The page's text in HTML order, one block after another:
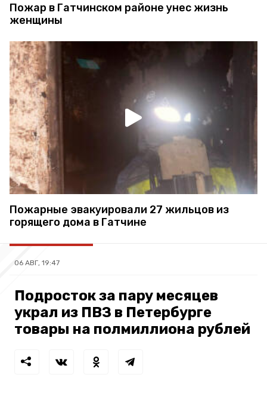
Пожар в Гатчинском районе унес жизнь
женщины
Пожарные эвакуировали 27 жильцов из
горящего дома в Гатчине
06 АВГ, 19:47
Подросток за пару месяцев
украл из ПВЗ в Петербурге
товары на полмиллиона рублей